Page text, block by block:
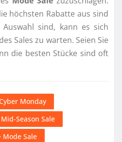
höchsten Rabatte aus sind
sind, kann es sich
Sales zu warten. Seien Sie
die besten Stücke sind oft
Monday
Mid-Season Sale
Mode Sale